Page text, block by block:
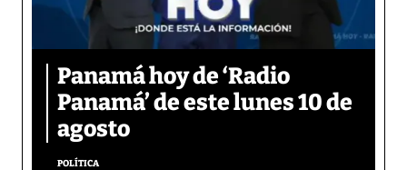
Panamá hoy de ‘Radio
Panamá’ de este lunes 10 de
agosto
POLÍTICA